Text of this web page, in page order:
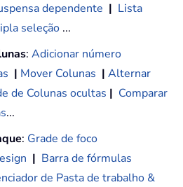
dependente | Lista
seleção ...
: Adicionar número
| Mover Colunas | Alternar
de Colunas ocultas | Comparar
...
: Grade de foco
| Barra de fórmulas
de Pasta de trabalho &